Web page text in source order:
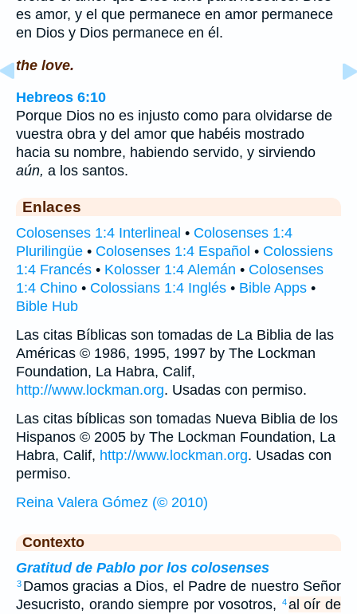
es amor, y el que permanece en amor permanece
en Dios y Dios permanece en él.
the love.
Hebreos 6:10
Porque Dios no es injusto como para olvidarse de
vuestra obra y del amor que habéis mostrado
hacia su nombre, habiendo servido, y sirviendo
aún, a los santos.
Enlaces
Colosenses 1:4 Interlineal • Colosenses 1:4
Plurilingüe • Colosenses 1:4 Español • Colossiens
1:4 Francés • Kolosser 1:4 Alemán • Colosenses
1:4 Chino • Colossians 1:4 Inglés • Bible Apps •
Bible Hub
Las citas Bíblicas son tomadas de La Biblia de las
Américas © 1986, 1995, 1997 by The Lockman
Foundation, La Habra, Calif,
http://www.lockman.org. Usadas con permiso.
Las citas bíblicas son tomadas Nueva Biblia de los
Hispanos © 2005 by The Lockman Foundation, La
Habra, Calif, http://www.lockman.org. Usadas con
permiso.
Reina Valera Gómez (© 2010)
Contexto
Gratitud de Pablo por los colosenses
3 Damos gracias a Dios, el Padre de nuestro Señor
Jesucristo, orando siempre por vosotros,
4al oír de